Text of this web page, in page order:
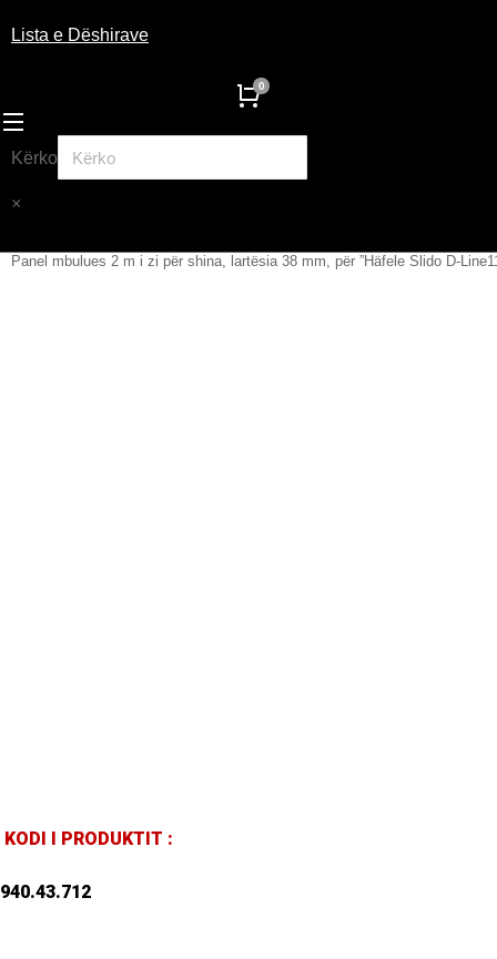
Lista e Dëshirave
Kërko
×
You are here:
Panel mbulues 2 m i zi për shina, lartësia 38 mm, për ”Häfele Slido D-
KODI I PRODUKTIT :
940.43.712